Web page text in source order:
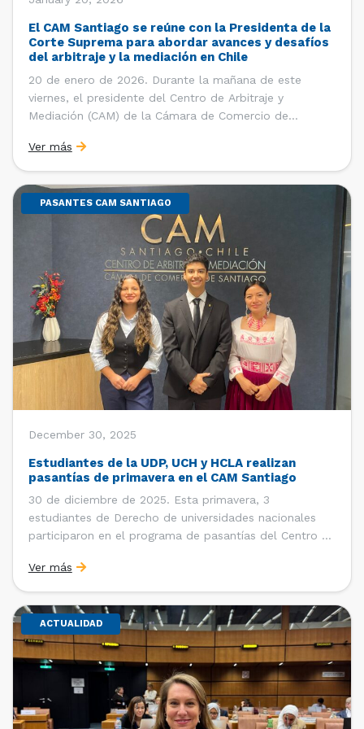
El CAM Santiago se reúne con la Presidenta de la
Corte Suprema para abordar avances y desafíos
del arbitraje y la mediación en Chile
20 de enero de 2026. Durante la mañana de este
viernes, el presidente del Centro de Arbitraje y
Mediación (CAM) de la Cámara de Comercio de
del CAM Santiago, Ximena Vial; y el gerente general de
la CCS, Carlos Soublette, sostuvieron un encuentro […]
Ver más
PASANTES CAM SANTIAGO
December 30, 2025
Estudiantes de la UDP, UCH y HCLA realizan
pasantías de primavera en el CAM Santiago
30 de diciembre de 2025. Esta primavera, 3
estudiantes de Derecho de universidades nacionales
participaron en el programa de pasantías del Centro de
de Santiago (CCS). Entre el 3 de noviembre y el 30 de
diciembre realizaron su pasantía Ingrid Ivania […]
Ver más
ACTUALIDAD